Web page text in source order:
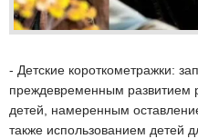
- Детские короткометражки:
преждевременным развитием
детей, намеренным
также использованием детей